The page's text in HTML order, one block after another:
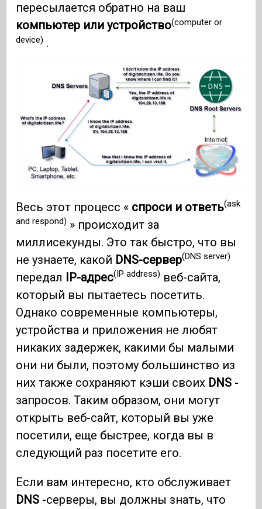
пересылается обратно на ваш
компьютер или устройство(computer or
device) .
Весь этот процесс « спроси и ответь(ask
and respond) » происходит за
миллисекунды. Это так быстро, что вы
не узнаете, какой DNS-сервер(DNS server)
передал IP-адрес(IP address) веб-сайта,
который вы пытаетесь посетить.
Однако современные компьютеры,
устройства и приложения не любят
никаких задержек, какими бы малыми
они ни были, поэтому большинство из
них также сохраняют кэши своих DNS -
запросов. Таким образом, они могут
открыть веб-сайт, который вы уже
посетили, еще быстрее, когда вы в
следующий раз посетите его.
Если вам интересно, кто обслуживает
DNS -серверы, вы должны знать, что